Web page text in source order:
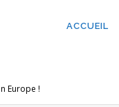
Europe !
ACCUEIL